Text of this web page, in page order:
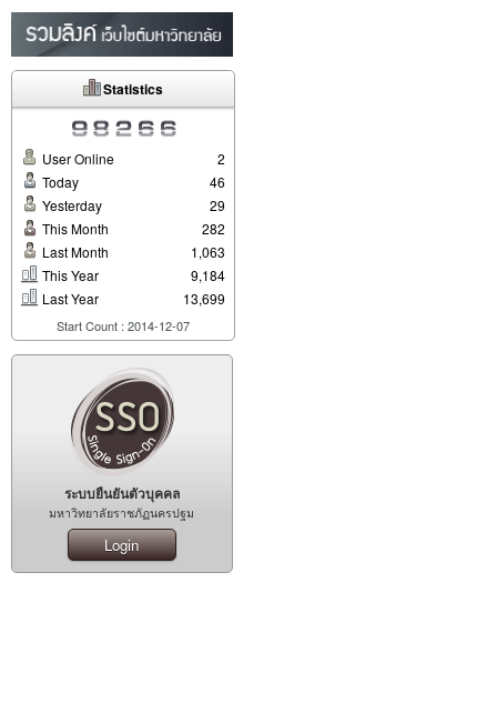
Statistics
User Online
2
Today
46
Yesterday
29
This Month
282
Last Month
1,063
This Year
9,184
Last Year
13,699
Start Count : 2014-12-07
ระบบยืนยันตัวบุคคล
มหาวิทยาลัยราชภัฏนครปฐม
Login